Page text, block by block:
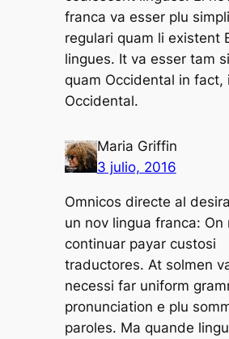
franca va esser plu
regulari quam li existent
lingues. It va esser tam
quam Occidental in fact,
Occidental.
Maria Griffin
3 julio, 2016
Omnicos directe al
un nov lingua franca: On
continuar payar custosi
traductores. At solmen
necessi far uniform
pronunciation e plu
paroles. Ma quande